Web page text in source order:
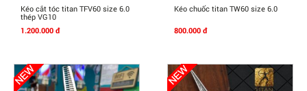
Mua Ngay
Kéo cắt tóc titan TFV60 size 6.0
thép VG10
1.200.000 đ
Mua Ngay
Kéo chuốc titan TW60 size 6.0
800.000 đ